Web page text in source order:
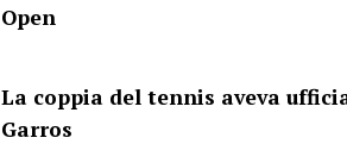
Open
La coppia del tennis aveva
Garros